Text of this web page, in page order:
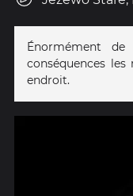
Énormément
conséquences
endroit.